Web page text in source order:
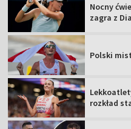
Nocny
zagra z
Polski
rozkład